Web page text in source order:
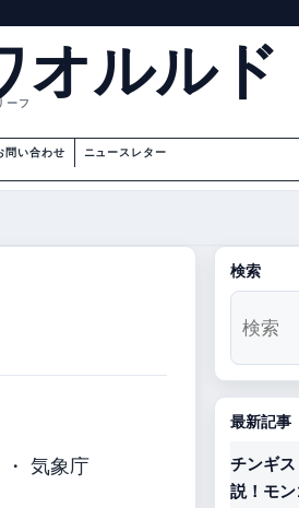
オルルド
ーフ
問い合わせ ニュースレター
・ 気象庁
検索
最新記事
チンギ
説！モン